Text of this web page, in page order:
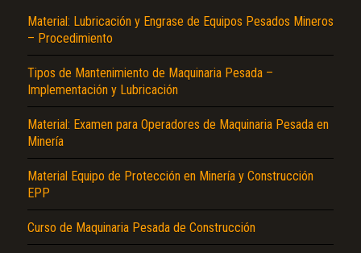
Material: Lubricación y Engrase de Equipos Pesados Mineros
– Procedimiento
Tipos de Mantenimiento de Maquinaria Pesada –
Implementación y Lubricación
Material: Examen para Operadores de Maquinaria Pesada en
Minería
Material Equipo de Protección en Minería y Construcción
EPP
Curso de Maquinaria Pesada de Construcción
Texto o Imagen de portada son erróneos.
No carga o no se visualiza el contenido.
Reportar otro tipo de error...